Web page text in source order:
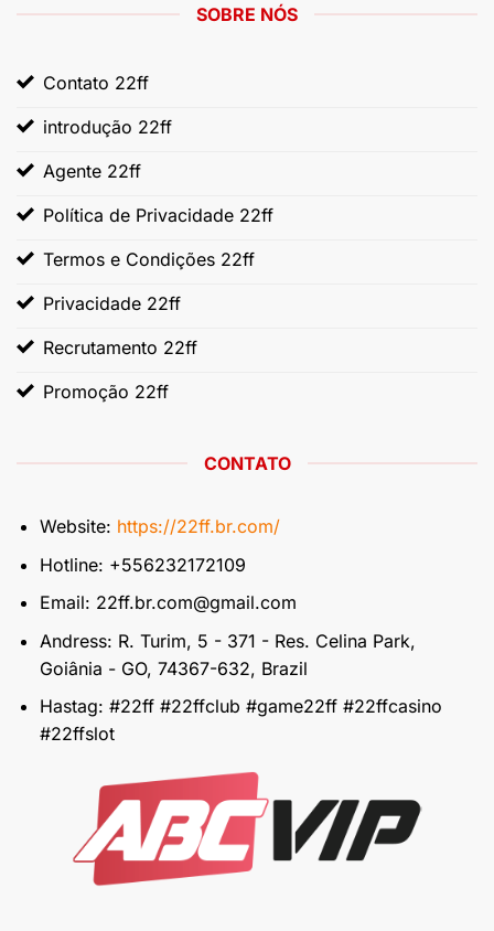
SOBRE NÓS
Contato 22ff
introdução 22ff
Agente 22ff
Política de Privacidade 22ff
Termos e Condições 22ff
Privacidade 22ff
Recrutamento 22ff
Promoção 22ff
CONTATO
Website: https://22ff.br.com/
Hotline: +556232172109
Email: 22ff.br.com@gmail.com
Andress: R. Turim, 5 - 371 - Res. Celina Park,
Goiânia - GO, 74367-632, Brazil
Hastag: #22ff #22ffclub #game22ff #22ffcasino
#22ffslot